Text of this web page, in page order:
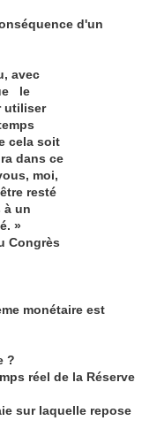
d'un
avec
le
utiliser
cela soit
dans ce
moi,
resté
à un
»
Congrès
monétaire est
?
réel de la Réserve
sur laquelle repose